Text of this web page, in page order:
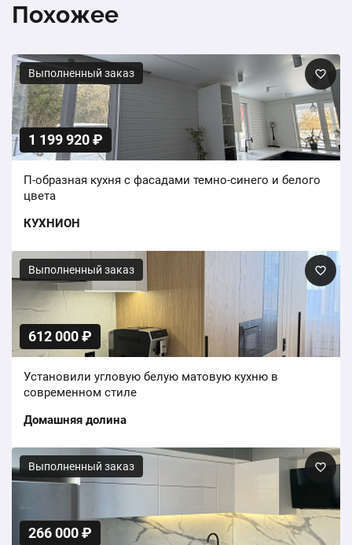
Похожее
Выполненный заказ
1 199 920 ₽
П-образная кухня с фасадами темно-синего и белого
цвета
КУХНИОН
Выполненный заказ
612 000 ₽
Установили угловую белую матовую кухню в
современном стиле
Домашняя долина
Выполненный заказ
266 000 ₽